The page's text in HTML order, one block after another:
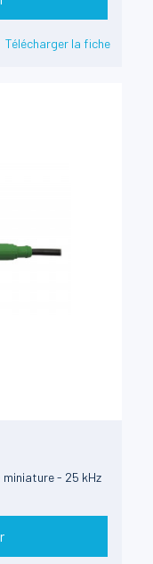
Télécharger la fiche
- 25 kHz